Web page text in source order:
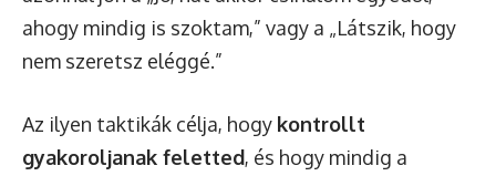
ahogy mindig is szoktam,” vagy a „Látszik, hogy
nem szeretsz eléggé.”
Az ilyen taktikák célja, hogy kontrollt
gyakoroljanak feletted, és hogy mindig a